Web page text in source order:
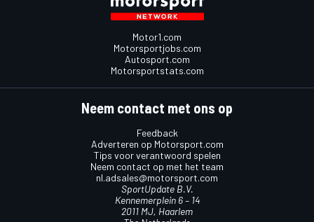
Motor1.com
Motorsportjobs.com
Autosport.com
Motorsportstats.com
Neem contact met ons op
Feedback
Adverteren op Motorsport.com
Tips voor verantwoord spelen
Neem contact op met het team
nl.adsales@motorsport.com
SportUpdate B.V.
Kennemerplein 6 – 14
2011 MJ, Haarlem